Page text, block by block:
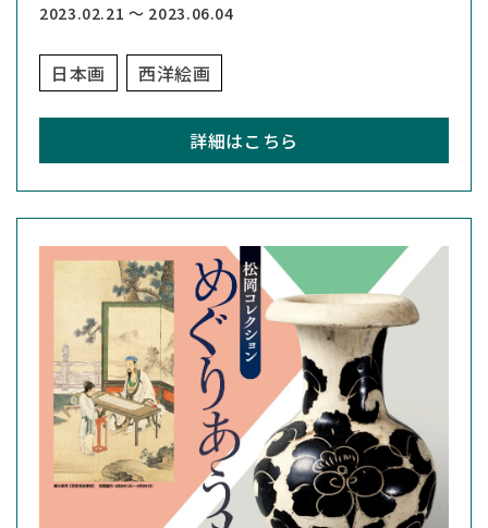
2023.02.21 ～ 2023.06.04
日本画 西洋絵画
詳細はこちら